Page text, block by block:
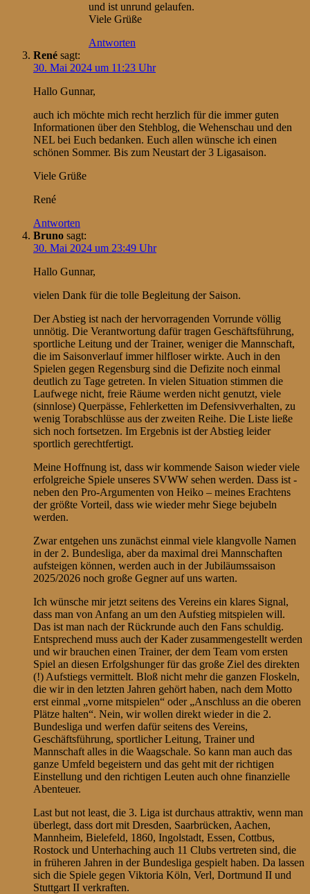
und ist unrund gelaufen.
Viele Grüße
Antworten
René sagt:
30. Mai 2024 um 11:23 Uhr
Hallo Gunnar,
auch ich möchte mich recht herzlich für die immer guten
Informationen über den Stehblog, die Wehenschau und den
NEL bei Euch bedanken. Euch allen wünsche ich einen
schönen Sommer. Bis zum Neustart der 3 Ligasaison.
Viele Grüße
René
Antworten
Bruno sagt:
30. Mai 2024 um 23:49 Uhr
Hallo Gunnar,
vielen Dank für die tolle Begleitung der Saison.
Der Abstieg ist nach der hervorragenden Vorrunde völlig
unnötig. Die Verantwortung dafür tragen Geschäftsführung,
sportliche Leitung und der Trainer, weniger die Mannschaft,
die im Saisonverlauf immer hilfloser wirkte. Auch in den
Spielen gegen Regensburg sind die Defizite noch einmal
deutlich zu Tage getreten. In vielen Situation stimmen die
Laufwege nicht, freie Räume werden nicht genutzt, viele
(sinnlose) Querpässe, Fehlerketten im Defensivverhalten, zu
wenig Torabschlüsse aus der zweiten Reihe. Die Liste ließe
sich noch fortsetzen. Im Ergebnis ist der Abstieg leider
sportlich gerechtfertigt.
Meine Hoffnung ist, dass wir kommende Saison wieder viele
erfolgreiche Spiele unseres SVWW sehen werden. Dass ist -
neben den Pro-Argumenten von Heiko – meines Erachtens
der größte Vorteil, dass wie wieder mehr Siege bejubeln
werden.
Zwar entgehen uns zunächst einmal viele klangvolle Namen
in der 2. Bundesliga, aber da maximal drei Mannschaften
aufsteigen können, werden auch in der Jubiläumssaison
2025/2026 noch große Gegner auf uns warten.
Ich wünsche mir jetzt seitens des Vereins ein klares Signal,
dass man von Anfang an um den Aufstieg mitspielen will.
Das ist man nach der Rückrunde auch den Fans schuldig.
Entsprechend muss auch der Kader zusammengestellt werden
und wir brauchen einen Trainer, der dem Team vom ersten
Spiel an diesen Erfolgshunger für das große Ziel des direkten
(!) Aufstiegs vermittelt. Bloß nicht mehr die ganzen Floskeln,
die wir in den letzten Jahren gehört haben, nach dem Motto
erst einmal „vorne mitspielen“ oder „Anschluss an die oberen
Plätze halten“. Nein, wir wollen direkt wieder in die 2.
Bundesliga und werfen dafür seitens des Vereins,
Geschäftsführung, sportlicher Leitung, Trainer und
Mannschaft alles in die Waagschale. So kann man auch das
ganze Umfeld begeistern und das geht mit der richtigen
Einstellung und den richtigen Leuten auch ohne finanzielle
Abenteuer.
Last but not least, die 3. Liga ist durchaus attraktiv, wenn man
überlegt, dass dort mit Dresden, Saarbrücken, Aachen,
Mannheim, Bielefeld, 1860, Ingolstadt, Essen, Cottbus,
Rostock und Unterhaching auch 11 Clubs vertreten sind, die
in früheren Jahren in der Bundesliga gespielt haben. Da lassen
sich die Spiele gegen Viktoria Köln, Verl, Dortmund II und
Stuttgart II verkraften.